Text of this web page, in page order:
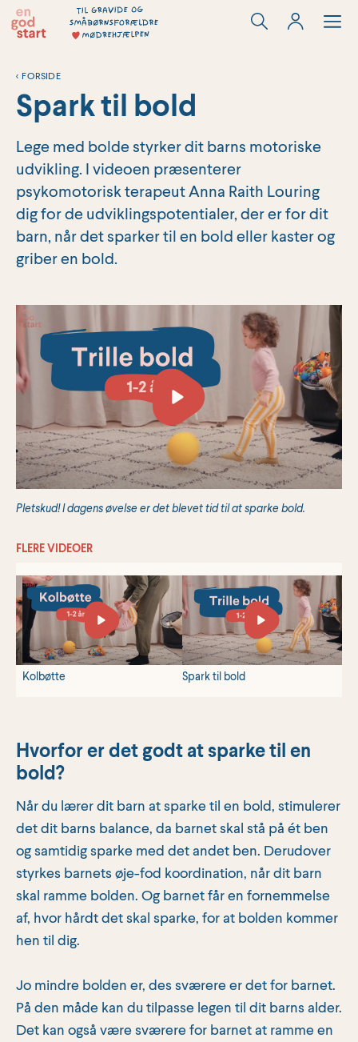
Hop
< FORSIDE
Spark til bold
Lege med bolde styrker dit barns motoriske
udvikling. I videoen præsenterer
psykomotorisk terapeut Anna Raith Louring
dig for de udviklingspotentialer, der er for dit
barn, når det sparker til en bold eller kaster og
griber en bold.
Pletskud! I dagens øvelse er det blevet tid til at sparke bold.
FLERE VIDEOER
Kolbøtte Spark til bold
Hvorfor er det godt at sparke til en
bold?
Når du lærer dit barn at sparke til en bold, stimulerer
det dit barns balance, da barnet skal stå på ét ben
og samtidig sparke med det andet ben. Derudover
styrkes barnets øje-fod koordination, når dit barn
skal ramme bolden. Og barnet får en fornemmelse
af, hvor hårdt det skal sparke, for at bolden kommer
hen til dig.
Jo mindre bolden er, des sværere er det for barnet.
På den måde kan du tilpasse legen til dit barns alder.
Det kan også være sværere for barnet at ramme en